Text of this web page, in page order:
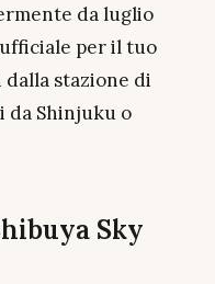
da luglio
per il tuo
stazione di
da Shinjuku o
Sky